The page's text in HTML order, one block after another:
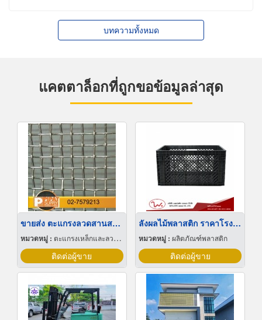
บทความทั้งหมด
แคตตาล็อกที่ถูกขอข้อมูลล่าสุด
ขายส่ง ตะแกรงลวดสานสแตนเลส
หมวดหมู่ : ตะแกรงเหล็กและลวดตาข่าย
ติดต่อผู้ขาย
ลังผลไม้พลาสติก ราคาโรงงาน
หมวดหมู่ : ผลิตภัณฑ์พลาสติก
ติดต่อผู้ขาย